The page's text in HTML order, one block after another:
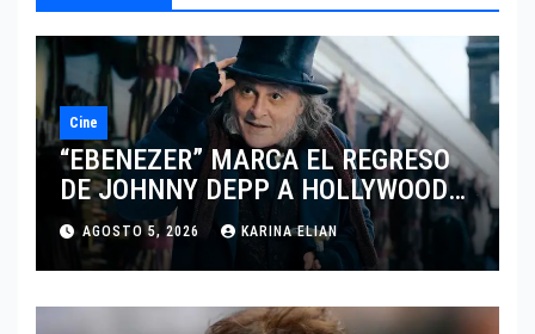
Cine
“EBENEZER” MARCA EL REGRESO
DE JOHNNY DEPP A HOLLYWOOD
TRAS SU PASO POR EL CINE
INDEPENDIENTE EUROPEO
AGOSTO 5, 2026 KARINA ELIAN